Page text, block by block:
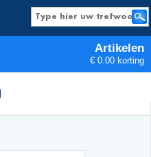
Artikelen
€ 0.00 korting